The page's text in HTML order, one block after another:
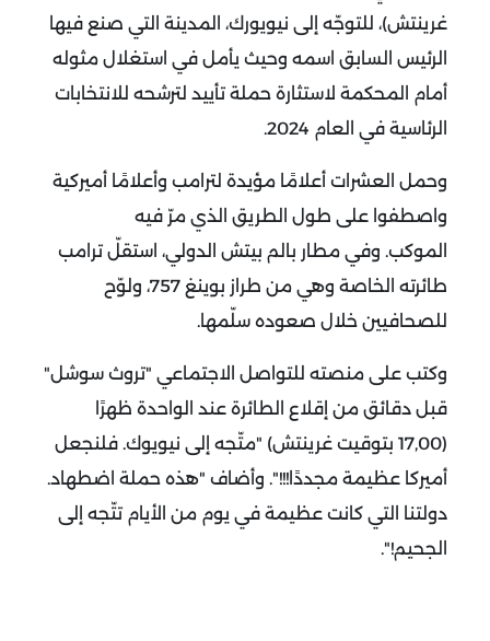
غرينتش)، للتوجّه إلى نيويورك، المدينة التي صنع فيها
الرئيس السابق اسمه وحيث يأمل في استغلال مثوله
أمام المحكمة لاستثارة حملة تأييد لترشحه للانتخابات
الرئاسية في العام 2024.
وحمل العشرات أعلامًا مؤيدة لترامب وأعلامًا أميركية
واصطفوا على طول الطريق الذي مرّ فيه
الموكب. وفي مطار بالم بيتش الدولي، استقلّ ترامب
طائرته الخاصة وهي من طراز بوينغ 757، ولوّح
للصحافيين خلال صعوده سلّمها.
وكتب على منصته للتواصل الاجتماعي "تروث سوشل"
قبل دقائق من إقلاع الطائرة عند الواحدة ظهرًا
(17,00 بتوقيت غرينتش) "متّجه إلى نيويوك. فلنجعل
أميركا عظيمة مجددًا!!!". وأضاف "هذه حملة اضطهاد.
دولتنا التي كانت عظيمة في يوم من الأيام تتّجه إلى
الجحيم!".